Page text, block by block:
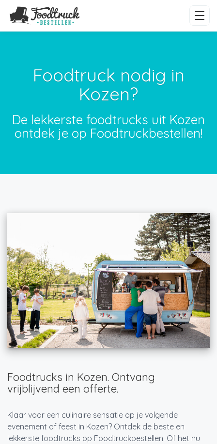
Foodtruck nodig in
Kozen?
De lekkerste foodtrucks uit Kozen
ontdek je op Foodtruckbestellen!
Foodtrucks in Kozen. Ontvang
vrijblijvend een offerte.
Klaar voor een culinaire sensatie op je volgende
evenement of feest in Kozen? Ontdek de beste en
lekkerste foodtrucks op Foodtruckbestellen. Of het nu